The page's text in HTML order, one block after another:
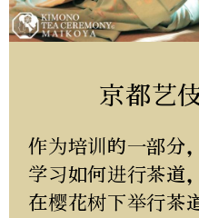
京都艺
作为培训的一部分
学习如何进行茶道
在樱花树下举行茶